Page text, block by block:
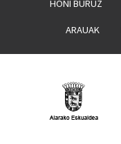
HONI BURUZ
ARAUAK